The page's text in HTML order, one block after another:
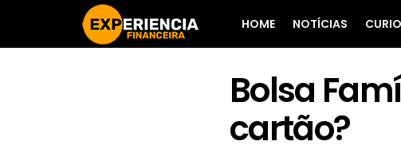
HOME NOTÍCIAS
Bolsa
cartão?